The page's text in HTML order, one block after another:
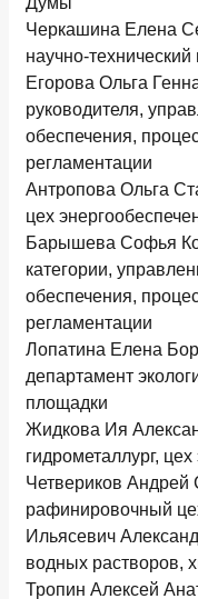
Черкашина Елена
научно-технический
Егорова Ольга
руководителя,
обеспечения,
регламентации
Антропова Ольга
цех
Барышева Софья
категории,
обеспечения,
регламентации
Лопатина Елена
департамент
площадки
Жидкова Ия
гидрометаллург,
Четвериков Андрей
рафинировочный
Ильясевич
водных растворов,
Тропин Алексей